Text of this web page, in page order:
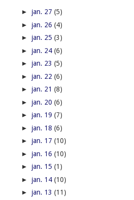
► jan. 27 (5)
► jan. 26 (4)
► jan. 25 (3)
► jan. 24 (6)
► jan. 23 (5)
► jan. 22 (6)
► jan. 21 (8)
► jan. 20 (6)
► jan. 19 (7)
► jan. 18 (6)
► jan. 17 (10)
► jan. 16 (10)
► jan. 15 (1)
► jan. 14 (10)
► jan. 13 (11)